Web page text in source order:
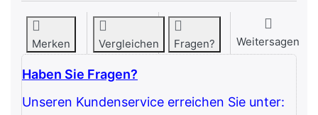
Merken Vergleichen Fragen? Weitersagen
Haben Sie Fragen?
Unseren Kundenservice erreichen Sie unter: